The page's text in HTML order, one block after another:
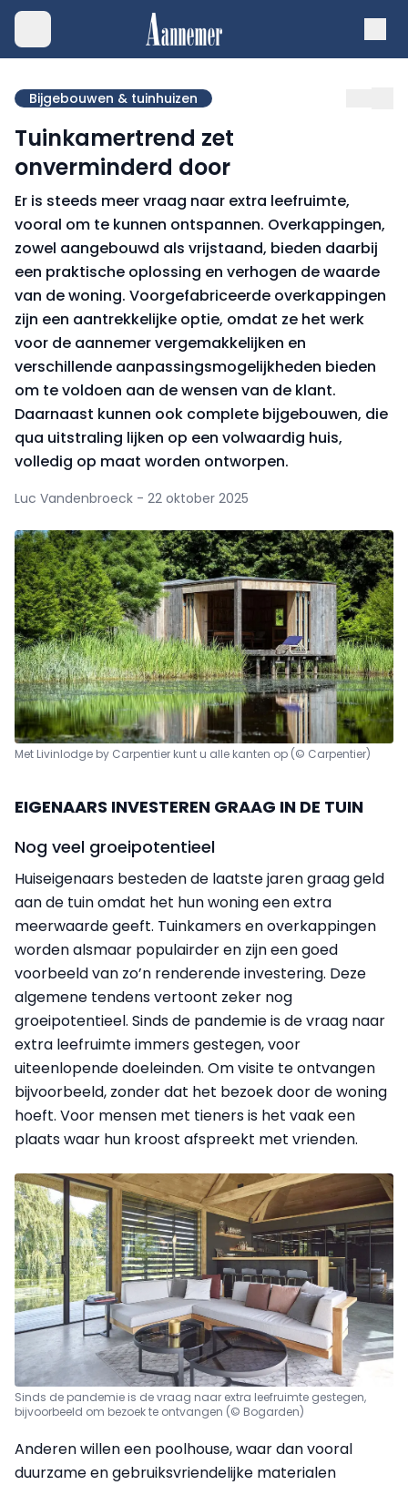
Bijgebouwen & tuinhuizen
Tuinkamertrend zet
onverminderd door
Er is steeds meer vraag naar extra leefruimte,
vooral om te kunnen ontspannen. Overkappingen,
zowel aangebouwd als vrijstaand, bieden daarbij
een praktische oplossing en verhogen de waarde
van de woning. Voorgefabriceerde overkappingen
zijn een aantrekkelijke optie, omdat ze het werk
voor de aannemer vergemakkelijken en
verschillende aanpassingsmogelijkheden bieden
om te voldoen aan de wensen van de klant.
Daarnaast kunnen ook complete bijgebouwen, die
qua uitstraling lijken op een volwaardig huis,
volledig op maat worden ontworpen.
Luc Vandenbroeck - 22 oktober 2025
Met Livinlodge by Carpentier kunt u alle kanten op (© Carpentier)
EIGENAARS INVESTEREN GRAAG IN DE TUIN
Nog veel groeipotentieel
Huiseigenaars besteden de laatste jaren graag geld
aan de tuin omdat het hun woning een extra
meerwaarde geeft. Tuinkamers en overkappingen
worden alsmaar populairder en zijn een goed
voorbeeld van zo’n renderende investering. Deze
algemene tendens vertoont zeker nog
groeipotentieel. Sinds de pandemie is de vraag naar
extra leefruimte immers gestegen, voor
uiteenlopende doeleinden. Om visite te ontvangen
bijvoorbeeld, zonder dat het bezoek door de woning
hoeft. Voor mensen met tieners is het vaak een
plaats waar hun kroost afspreekt met vrienden.
Sinds de pandemie is de vraag naar extra leefruimte gestegen,
bijvoorbeeld om bezoek te ontvangen (© Bogarden)
Anderen willen een poolhouse, waar dan vooral
duurzame en gebruiksvriendelijke materialen